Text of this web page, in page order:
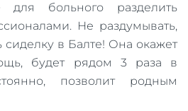
больного разделить
Не раздумывать,
в Балте! Она окажет
будет рядом 3 раза в
позволит родным